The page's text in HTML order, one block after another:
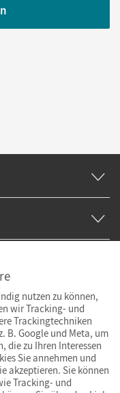
nutzen zu können,
wir Tracking- und
Trackingtechniken
B. Google und Meta, um
die zu Ihren Interessen
Sie annehmen und
akzeptieren. Sie können
Tracking- und